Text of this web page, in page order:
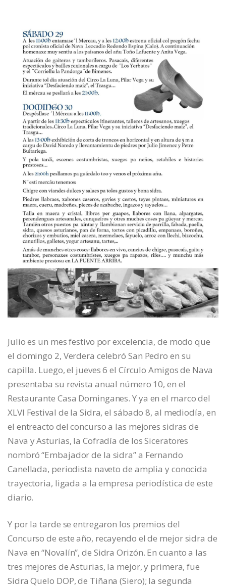
Julio es un mes festivo por excelencia, de modo que
el domingo 2, Verdera celebró San Pedro en su
capilla. Luego, el jueves 6 el Círculo Amigos de Nava
presentaba su revista anual número 10, en el
Restaurante Casa Dominganes. Y ya en el marco del
XLVI Festival de la Sidra, el sábado 8, al mediodía, en
el entreacto del concurso a las mejores sidras de
Nava y Asturias, la Cofradía de los Siceratores
nombró “Embajador de la sidra” a Fernando
Canellada, periodista naveto de amplia y conocida
trayectoria, ligada a la empresa periodística de este
diario.
Y por la tarde se entregaron los premios del
Concurso de este año, recayendo el de mejor sidra de
Nava en “Novalín”, de Sidra Orizón. En cuanto a las
tres mejores de Asturias, la mejor, y primera, fue
Sidra Quelo DOP, de Tiñana (Siero); la segunda